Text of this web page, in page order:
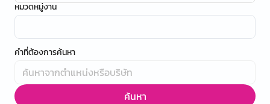
หมวดหมู่งาน
คำที่ต้องการค้นหา
ค้นหา